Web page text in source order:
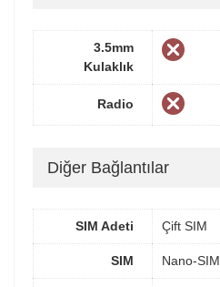
3.5mm
Kulaklık
Radio
Diğer Bağlantılar
SIM Adeti Çift SIM
SIM Nano-SIM